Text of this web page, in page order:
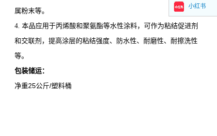
属粉末等。
4. 本品应用于丙烯酸和聚氨酯等水性涂料，可作为粘结促进剂
和交联剂，提高涂层的粘结强度、防水性、耐磨性、耐擦洗性
等。
包装储运：
净重25公斤/塑料桶
小红书